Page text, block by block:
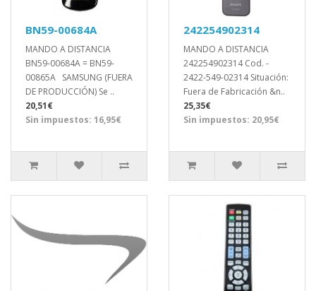
BN59-00684A
MANDO A DISTANCIA
BN59-00684A = BN59-
00865A SAMSUNG (FUERA
DE PRODUCCIÓN) Se ..
20,51€
Sin impuestos: 16,95€
242254902314
MANDO A DISTANCIA
242254902314 Cod. -
2422-549-02314 Situación:
Fuera de Fabricación &n..
25,35€
Sin impuestos: 20,95€